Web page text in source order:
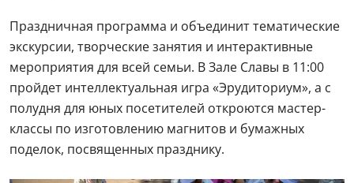
Праздничная программа и объединит тематические
экскурсии, творческие занятия и интерактивные
мероприятия для всей семьи. В Зале Славы в 11:00
пройдет интеллектуальная игра «Эрудиториум», а с
полудня для юных посетителей откроются мастер-
классы по изготовлению магнитов и бумажных
поделок, посвященных празднику.